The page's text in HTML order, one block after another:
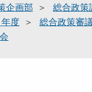
企画部 総合政策
度
総合政策審